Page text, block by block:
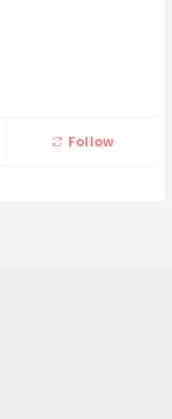
Follow